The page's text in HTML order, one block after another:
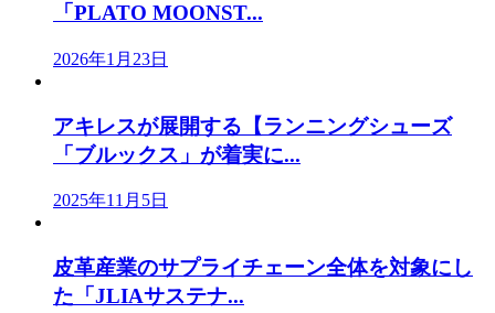
「PLATO MOONST...
2026年1月23日
アキレスが展開する【ランニングシューズ
「ブルックス」が着実に...
2025年11月5日
皮革産業のサプライチェーン全体を対象にし
た「JLIAサステナ...